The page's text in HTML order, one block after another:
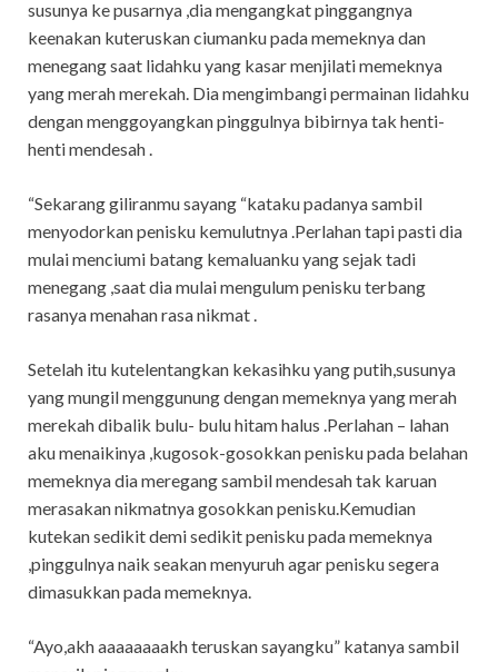
susunya ke pusarnya ,dia mengangkat pinggangnya
keenakan kuteruskan ciumanku pada memeknya dan
menegang saat lidahku yang kasar menjilati memeknya
yang merah merekah. Dia mengimbangi permainan lidahku
dengan menggoyangkan pinggulnya bibirnya tak henti-
henti mendesah .
“Sekarang giliranmu sayang “kataku padanya sambil
menyodorkan penisku kemulutnya .Perlahan tapi pasti dia
mulai menciumi batang kemaluanku yang sejak tadi
menegang ,saat dia mulai mengulum penisku terbang
rasanya menahan rasa nikmat .
Setelah itu kutelentangkan kekasihku yang putih,susunya
yang mungil menggunung dengan memeknya yang merah
merekah dibalik bulu- bulu hitam halus .Perlahan – lahan
aku menaikinya ,kugosok-gosokkan penisku pada belahan
memeknya dia meregang sambil mendesah tak karuan
merasakan nikmatnya gosokkan penisku.Kemudian
kutekan sedikit demi sedikit penisku pada memeknya
,pinggulnya naik seakan menyuruh agar penisku segera
dimasukkan pada memeknya.
“Ayo,akh aaaaaaaakh teruskan sayangku” katanya sambil